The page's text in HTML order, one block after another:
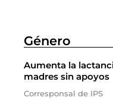
Género
Aumenta la
madres sin apoyos
Corresponsal de IPS